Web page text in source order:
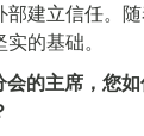
建立信任。
的基础。
的主席，您